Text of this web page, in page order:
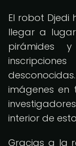
El robot
llegar a
pirámides
imágenes
interior de
Gracias a la